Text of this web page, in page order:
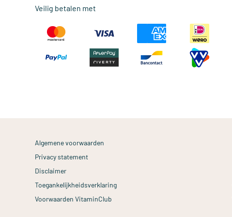
Veilig betalen met
Algemene voorwaarden
Privacy statement
Disclaimer
Toegankelijkheidsverklaring
Voorwaarden VitaminClub